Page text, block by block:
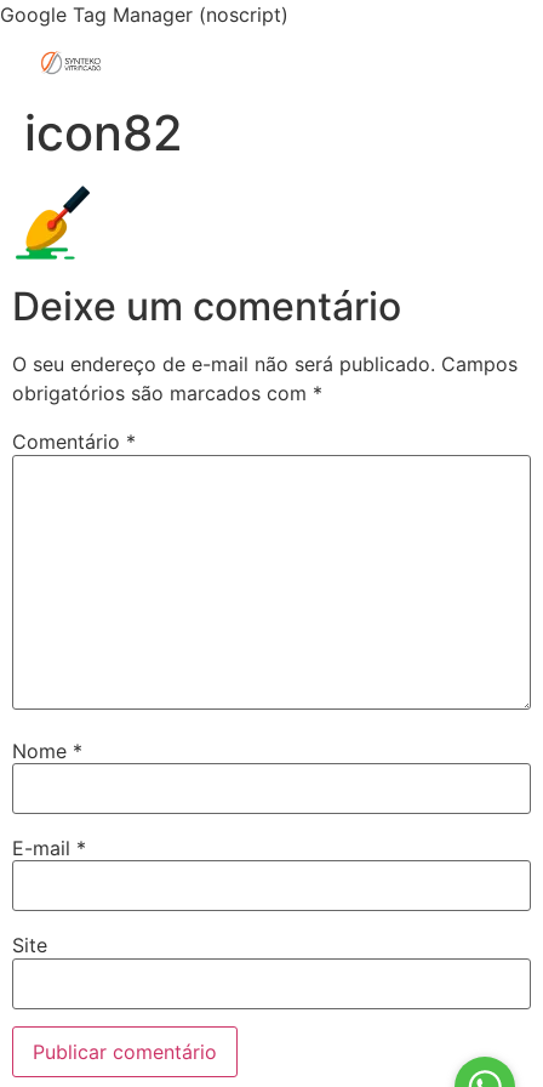
Google Tag Manager (noscript)
icon82
Deixe um comentário
O seu endereço de e-mail não será publicado. Campos
obrigatórios são marcados com *
Comentário *
Nome *
E-mail *
Site